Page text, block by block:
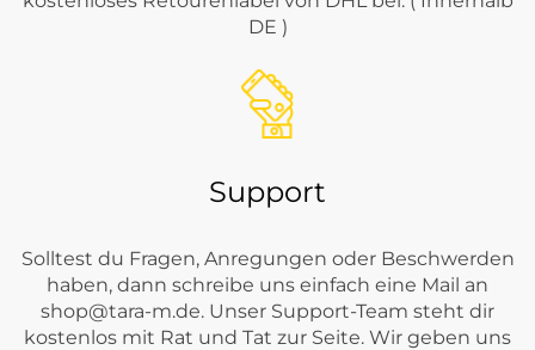
DE )
Support
Solltest du Fragen, Anregungen oder Beschwerden
haben, dann schreibe uns einfach eine Mail an
shop@tara-m.de. Unser Support-Team steht dir
kostenlos mit Rat und Tat zur Seite. Wir geben uns